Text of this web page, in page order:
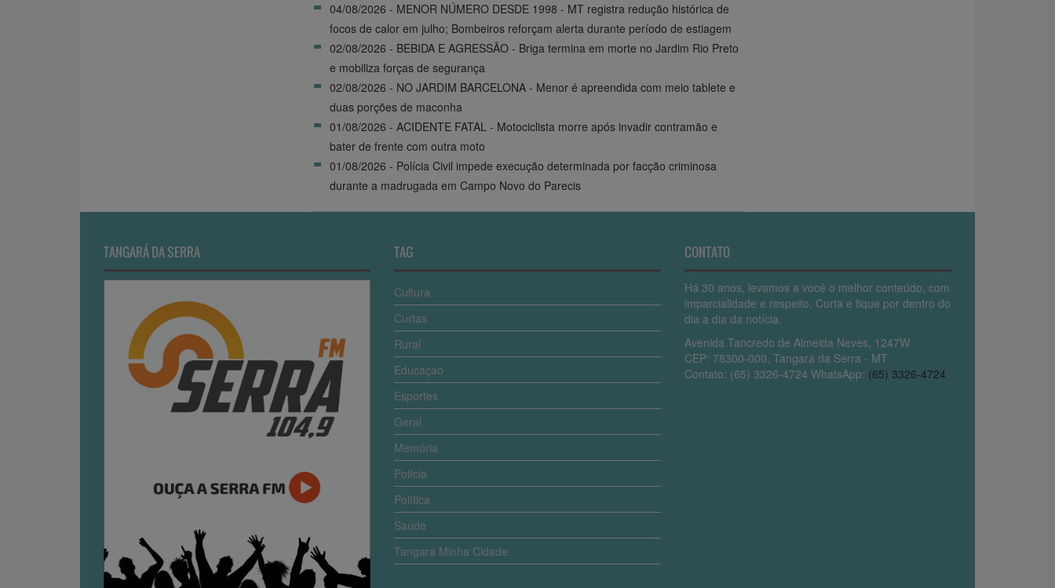
04/08/2026 - MENOR NÚMERO DESDE 1998 - MT registra redução histórica de
focos de calor em julho; Bombeiros reforçam alerta durante período de estiagem
02/08/2026 - BEBIDA E AGRESSÃO - Briga termina em morte no Jardim Rio Preto
e mobiliza forças de segurança
02/08/2026 - NO JARDIM BARCELONA - Menor é apreendida com meio tablete e
duas porções de maconha
01/08/2026 - ACIDENTE FATAL - Motociclista morre após invadir contramão e
bater de frente com outra moto
01/08/2026 - Polícia Civil impede execução determinada por facção criminosa
durante a madrugada em Campo Novo do Parecis
TANGARÁ DA SERRA TAG
Cultura
Curtas
Rural
Educaçao
Esportes
Geral
Memória
Polícia
Política
Saúde
Tangara Minha Cidade
CONTATO
Há 30 anos, levamos a você o melhor conteúdo, com
imparcialidade e respeito. Curta e fique por dentro do
dia a dia da notícia.
Avenida Tancredo de Almeida Neves, 1247W
CEP: 78300-000, Tangará da Serra - MT
Contato: (65) 3326-4724 WhatsApp: (65) 3326-4724